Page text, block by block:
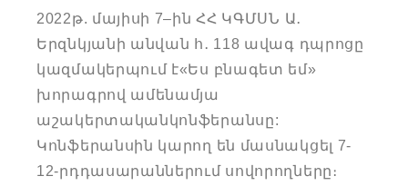
2022թ. մայիսի 7–ին ՀՀ ԿԳՄՍՆ Ա․
Երզնկյանի անվան հ․ 118 ավագ դպրոցը
կազմակերպում է«Ես բնագետ եմ»
խորագրով ամենամյա
աշակերտականկոնֆերանսը:
Կոնֆերանսին կարող են մասնակցել 7-
12-րդդասարաններում սովորողները։